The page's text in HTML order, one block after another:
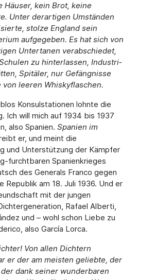
Häuser, kein Brot, keine
Unter derartigen Umständen
stolze England sein
aufgegeben. Es hat sich von
Untertanen verabschiedet,
zu hinterlassen, Industri­
Spitäler, nur Gefängnisse
von leeren Whiskyflaschen.
Konsulstationen lohnte die
Ich will mich auf 1934 bis 1937
also Spanien. Spanien im
er, und meint die
und Unterstützung der Kämpfer
furchtbaren Spanienkrieges
des Generals Franco gegen
Republik am 18. Juli 1936. Und er
mit der jungen
Rafael Alberti,
und – wohl schon Liebe zu
also García Lorca.
Von allen Dichtern
er der am meisten geliebte, der
dank seiner wunderbaren